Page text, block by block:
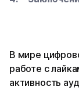
В мире
работе с
активность